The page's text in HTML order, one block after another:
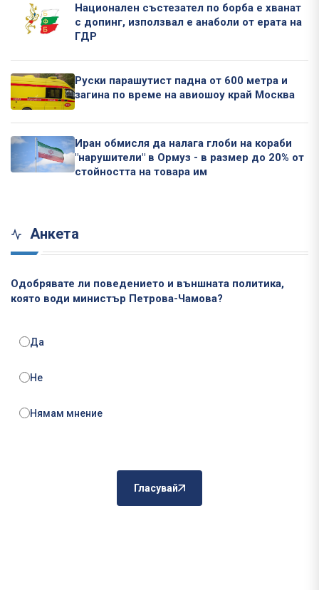
Национален състезател по борба е хванат
с допинг, използвал е анаболи от ерата на
ГДР
Руски парашутист падна от 600 метра и
загина по време на авиошоу край Москва
Иран обмисля да налага глоби на кораби
"нарушители" в Ормуз - в размер до 20% от
стойността на товара им
Анкета
Одобрявате ли поведението и външната политика,
която води министър Петрова-Чамова?
Да
Не
Нямам мнение
Гласувай